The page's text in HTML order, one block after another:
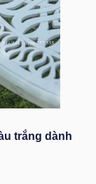
trắng dành